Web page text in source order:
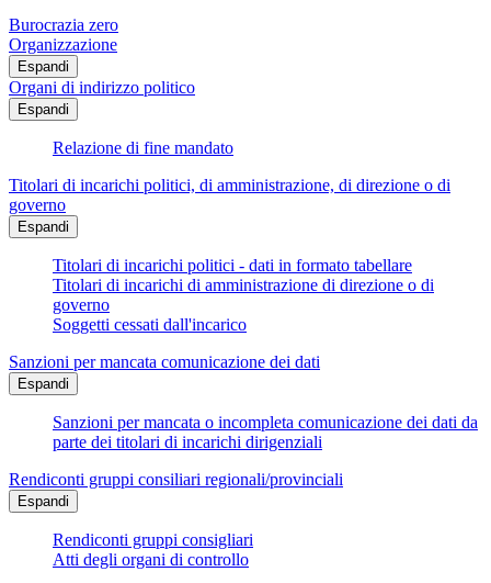
Burocrazia zero
Organizzazione
Espandi
Organi di indirizzo politico
Espandi
Relazione di fine mandato
Titolari di incarichi politici, di amministrazione, di direzione o di
governo
Espandi
Titolari di incarichi politici - dati in formato tabellare
Titolari di incarichi di amministrazione di direzione o di
governo
Soggetti cessati dall'incarico
Sanzioni per mancata comunicazione dei dati
Espandi
Sanzioni per mancata o incompleta comunicazione dei dati da
parte dei titolari di incarichi dirigenziali
Rendiconti gruppi consiliari regionali/provinciali
Espandi
Rendiconti gruppi consigliari
Atti degli organi di controllo